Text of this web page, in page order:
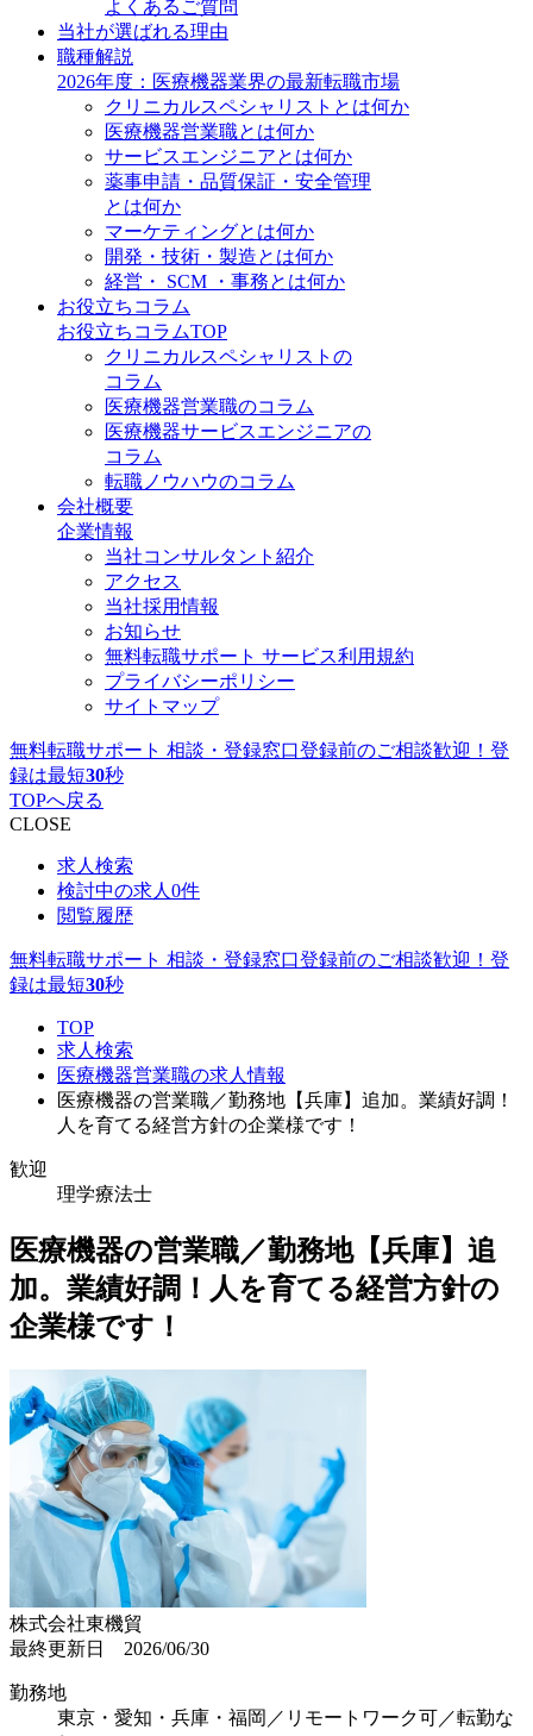
よくあるご質問
当社が選ばれる理由
職種解説
2026年度：医療機器業界の最新転職市場
クリニカルスペシャリストとは何か
医療機器営業職とは何か
サービスエンジニアとは何か
薬事申請・品質保証・安全管理
とは何か
マーケティングとは何か
開発・技術・製造とは何か
経営・ SCM ・事務とは何か
お役立ちコラム
お役立ちコラムTOP
クリニカルスペシャリストの
コラム
医療機器営業職のコラム
医療機器サービスエンジニアの
コラム
転職ノウハウのコラム
会社概要
企業情報
当社コンサルタント紹介
アクセス
当社採用情報
お知らせ
無料転職サポート サービス利用規約
プライバシーポリシー
サイトマップ
無料転職サポート 相談・登録窓口登録前のご相談歓迎！登
録は最短30秒
TOPへ戻る
CLOSE
求人検索
検討中の求人 0件
閲覧履歴
無料転職サポート 相談・登録窓口登録前のご相談歓迎！登
録は最短30秒
TOP
求人検索
医療機器営業職の求人情報
医療機器の営業職／勤務地【兵庫】追加。業績好調！
人を育てる経営方針の企業様です！
歓迎
理学療法士
医療機器の営業職／勤務地【兵庫】追
加。業績好調！人を育てる経営方針の
企業様です！
株式会社東機貿
最終更新日 2026/06/30
勤務地
東京・愛知・兵庫・福岡／リモートワーク可／転勤な